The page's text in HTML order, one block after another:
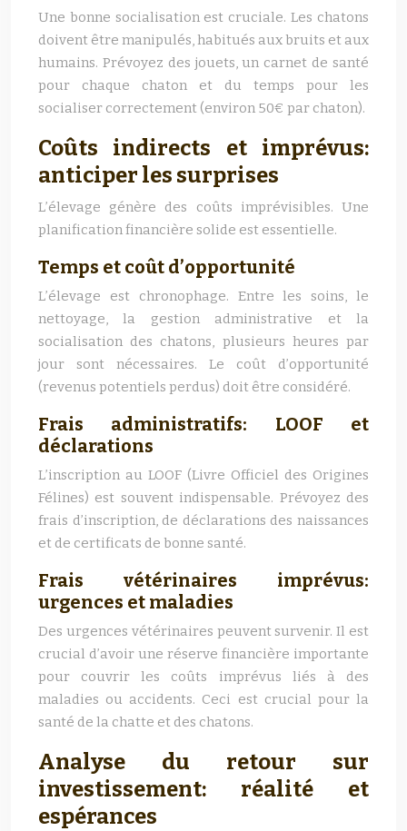
Une bonne socialisation est cruciale. Les chatons
doivent être manipulés, habitués aux bruits et aux
humains. Prévoyez des jouets, un carnet de santé
pour chaque chaton et du temps pour les
socialiser correctement (environ 50€ par chaton).
Coûts indirects et imprévus:
anticiper les surprises
L’élevage génère des coûts imprévisibles. Une
planification financière solide est essentielle.
Temps et coût d’opportunité
L’élevage est chronophage. Entre les soins, le
nettoyage, la gestion administrative et la
socialisation des chatons, plusieurs heures par
jour sont nécessaires. Le coût d’opportunité
(revenus potentiels perdus) doit être considéré.
Frais administratifs: LOOF et
déclarations
L’inscription au LOOF (Livre Officiel des Origines
Félines) est souvent indispensable. Prévoyez des
frais d’inscription, de déclarations des naissances
et de certificats de bonne santé.
Frais vétérinaires imprévus:
urgences et maladies
Des urgences vétérinaires peuvent survenir. Il est
crucial d’avoir une réserve financière importante
pour couvrir les coûts imprévus liés à des
maladies ou accidents. Ceci est crucial pour la
santé de la chatte et des chatons.
Analyse du retour sur
investissement: réalité et
espérances